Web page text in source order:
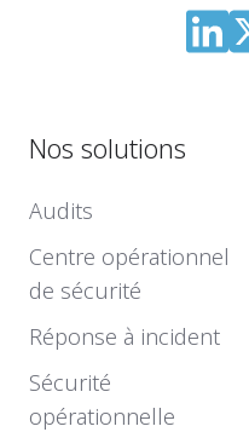
Nos solutions
Audits
Centre opérationnel
de sécurité
Réponse à incident
Sécurité
opérationnelle